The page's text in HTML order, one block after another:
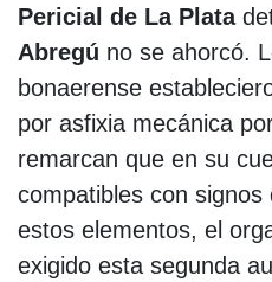
Pericial de La Plata
Abregú no se ahorcó.
bonaerense
por asfixia mecánica
remarcan que en su
compatibles con
estos elementos, el
exigido esta segunda